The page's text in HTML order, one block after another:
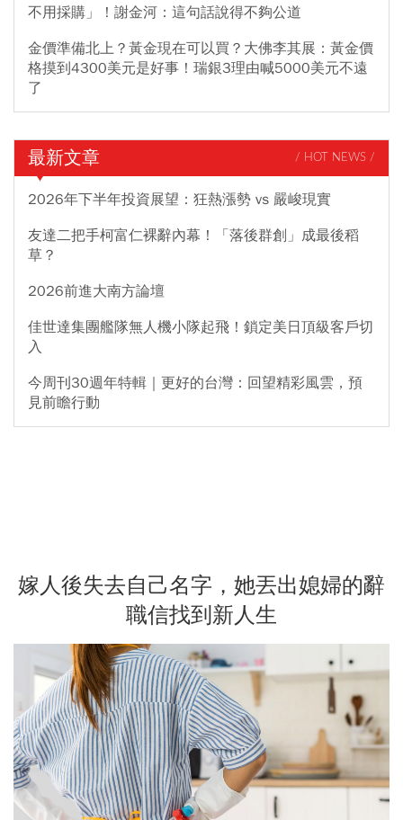
不用採購」！謝金河：這句話說得不夠公道
金價準備北上？黃金現在可以買？大佛李其展：黃金價
格摸到4300美元是好事！瑞銀3理由喊5000美元不遠
了
最新文章 / HOT NEWS /
2026年下半年投資展望：狂熱漲勢 vs 嚴峻現實
友達二把手柯富仁裸辭內幕！「落後群創」成最後稻
草？
2026前進大南方論壇
佳世達集團艦隊無人機小隊起飛！鎖定美日頂級客戶切
入
今周刊30週年特輯｜更好的台灣：回望精彩風雲，預
見前瞻行動
嫁人後失去自己名字，她丟出媳婦的辭
職信找到新人生